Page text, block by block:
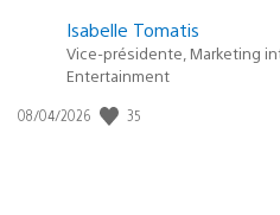
Isabelle Tomatis
Vice-présidente, Marketing
Entertainment
Date
08/04/2026 35